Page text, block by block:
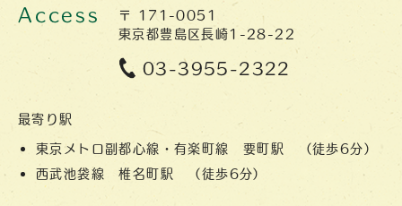
Access
〒 171-0051
東京都豊島区長崎1-28-22
03-3955-2322
最寄り駅
東京メトロ副都心線・有楽町線 要町駅 （徒歩6分）
西武池袋線 椎名町駅 （徒歩6分）